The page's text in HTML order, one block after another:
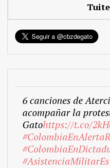
6 canciones de
acompañar la
Gatohttps://t.co/
#AsistenciaMilitarEs